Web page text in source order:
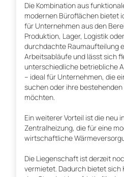
Die Kombination aus
modernen Büroflächen bietet
für Unternehmen aus den
Produktion, Lager, Logistik
durchdachte Raumaufteilung
Arbeitsabläufe und lässt sich
unterschiedliche betriebliche
– ideal für Unternehmen, die
suchen oder ihre
möchten.
Ein weiterer Vorteil ist die neu
Zentralheizung, die für eine
wirtschaftliche
Die Liegenschaft ist derzeit
vermietet. Dadurch bietet sich